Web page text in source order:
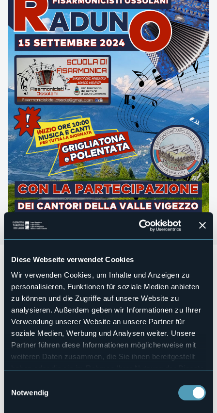
Diese Webseite verwendet Cookies
Wir verwenden Cookies, um Inhalte und Anzeigen zu
personalisieren, Funktionen für soziale Medien anbieten
zu können und die Zugriffe auf unsere Website zu
analysieren. Außerdem geben wir Informationen zu Ihrer
Verwendung unserer Website an unsere Partner für
soziale Medien, Werbung und Analysen weiter. Unsere
Partner führen diese Informationen möglicherweise mit
weiteren Daten zusammen, die Sie ihnen bereitgestellt
haben oder die sie im Rahmen Ihrer Nutzung der Dienste
Notwendig
Domenica 15 Settembre dalle ore 10:00
collaborazione con la scuola di musica “Fisarmonicisti
Ossolani”.
Parteciperanno all’evento i CANTORI DELLA VALLE VIGEZZO e
gli allievi della scuola di FISARMONICA DI BEURA.
Per PRANZO prepareremo una fantastica GRIGLIATONA E
POLENTATA!
Veranstaltungsmanager
Domobianca365
Telefon